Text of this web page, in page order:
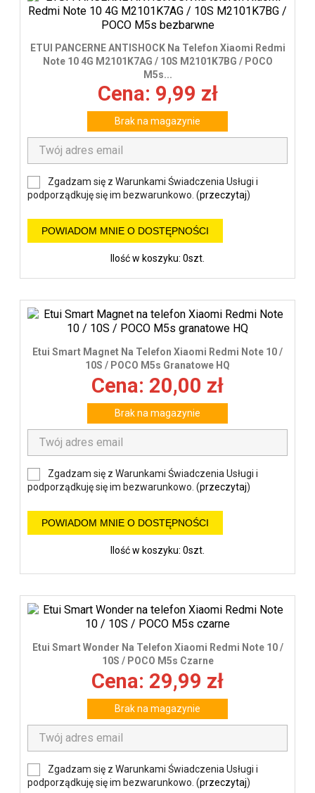
ETUI PANCERNE ANTISHOCK Na Telefon Xiaomi Redmi
Note 10 4G M2101K7AG / 10S M2101K7BG / POCO
M5s...
Cena: 9,99 zł
Brak na magazynie
Zgadzam się z Warunkami Świadczenia Usługi i
podporządkuję się im bezwarunkowo. (przeczytaj)
POWIADOM MNIE O DOSTĘPNOŚCI
Ilość w koszyku: 0szt.
Etui Smart Magnet Na Telefon Xiaomi Redmi Note 10 /
10S / POCO M5s Granatowe HQ
Cena: 20,00 zł
Brak na magazynie
Zgadzam się z Warunkami Świadczenia Usługi i
podporządkuję się im bezwarunkowo. (przeczytaj)
POWIADOM MNIE O DOSTĘPNOŚCI
Ilość w koszyku: 0szt.
Etui Smart Wonder Na Telefon Xiaomi Redmi Note 10 /
10S / POCO M5s Czarne
Cena: 29,99 zł
Brak na magazynie
Zgadzam się z Warunkami Świadczenia Usługi i
podporządkuję się im bezwarunkowo. (przeczytaj)